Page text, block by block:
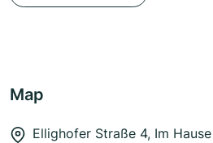
Map
Ellighofer Straße 4, Im